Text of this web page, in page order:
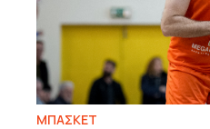
ΜΠΑΣΚΕΤ